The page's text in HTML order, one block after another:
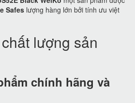
Safes lượng hàng lớn bởi tính ưu việt
lượng sản
chính hãng và